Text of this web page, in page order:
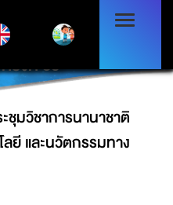
ชุมวิชาการนานาชาติ
ยี และนวัตกรรมทาง
ครั้งที่ 50
ชุมวิชาการนานาชาติ
ยี และนวัตกรรมทาง